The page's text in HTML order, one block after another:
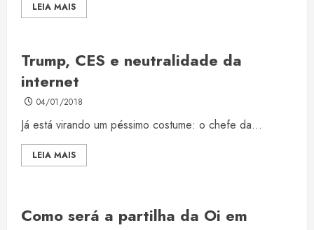
LEIA MAIS
Trump, CES e neutralidade da
internet
04/01/2018
Já está virando um péssimo costume: o chefe da...
LEIA MAIS
Como será a partilha da Oi em